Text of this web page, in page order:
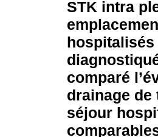
STK intra
hospitalisés
comparé
drainage
séjour